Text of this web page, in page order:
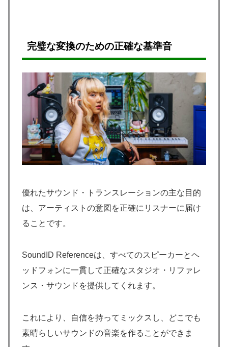
完璧な変換のための正確な基準音
優れたサウンド・トランスレーションの主な目的
は、アーティストの意図を正確にリスナーに届け
ることです。
SoundID Referenceは、すべてのスピーカーとヘ
ッドフォンに一貫して正確なスタジオ・リファレ
ンス・サウンドを提供してくれます。
これにより、自信を持ってミックスし、どこでも
素晴らしいサウンドの音楽を作ることができま